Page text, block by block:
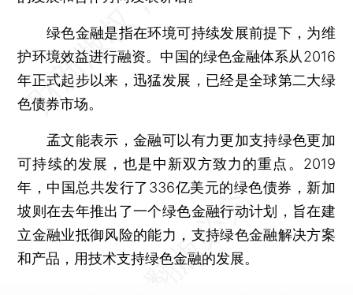
绿色金融是指在环境可持续发展前提下，为维
护环境效益进行融资。中国的绿色金融体系从2016
年正式起步以来，迅猛发展，已经是全球第二大绿
色债券市场。
孟文能表示，金融可以有力更加支持绿色更加
可持续的发展，也是中新双方致力的重点。2019
年，中国总共发行了336亿美元的绿色债券，新加
坡则在去年推出了一个绿色金融行动计划，旨在建
立金融业抵御风险的能力，支持绿色金融解决方案
和产品，用技术支持绿色金融的发展。